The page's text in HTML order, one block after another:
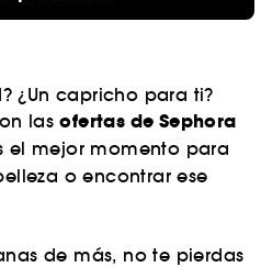
¿Un capricho para ti?
lasofertas de Sephora
el mejor momento para
o encontrar ese
de más, no te pierdas